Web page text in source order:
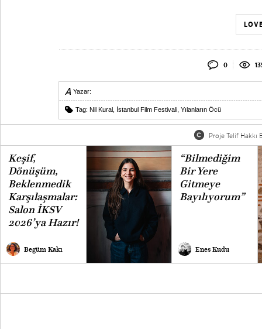
0
Yazar:
Tag: Nil Kural İstanbul Film Festivali Yılanların Öcü
Proje Telif Hakkı
Keşif,
Dönüşüm,
Beklenmedik
Karşılaşmalar:
Salon İKSV
2026’ya Hazır!
Begüm Kakı
“Bilmediğim
Bir Yere
Gitmeye
Bayılıyorum”
Enes Kudu